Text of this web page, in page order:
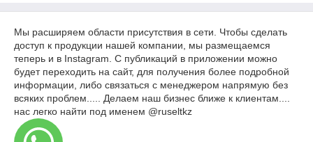
Мы расширяем области присутствия в сети. Чтобы сделать
доступ к продукции нашей компании, мы размещаемся
теперь и в Instagram. С публикаций в приложении можно
будет переходить на сайт, для получения более подробной
информации, либо связаться с менеджером напрямую без
всяких проблем..... Делаем наш бизнес ближе к клиентам....
нас легко найти под именем @ruseltkz